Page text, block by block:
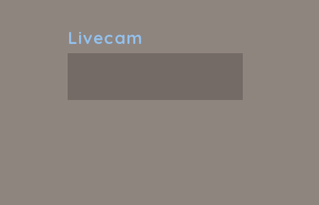
Livecam